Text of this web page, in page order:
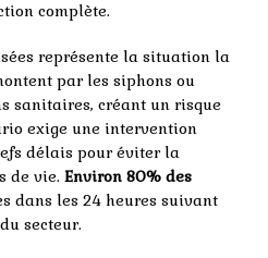
complète.
représente la situation la
par les siphons ou
sanitaires, créant un risque
exige une intervention
délais pour éviter la
de vie. Environ 80% des
dans les 24 heures suivant
secteur.